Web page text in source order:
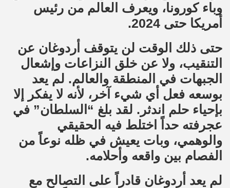
وباء كورونا، ويعرف العالم من رئيس
أمريكا حتى 2024.
حتى ذلك الوقت لن يتوقف أردوغان عن
التنقيب، ولا عن خلق النزاعات وإشعال
الجبهات في المنطقة والعالم. لم يعد
بوسعه فعل أي شيء آخر، لأنه لا يفكر إلا
بإحياء حلم اندثر. لقد بلغ “السلطان” في
عجرفته حداً اختلط فيه الحقيقي
والوهمي، وبات يعيش في ظله نوعاً من
الفصام بين واقعه وأحلامه.
لم يعد أردوغان قادراً على التصالح مع